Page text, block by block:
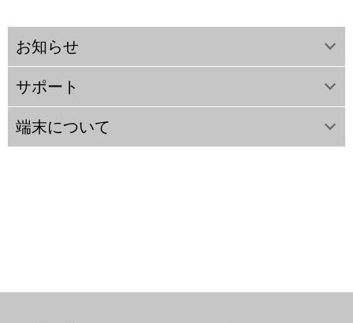
お知らせ
サポート
端末について